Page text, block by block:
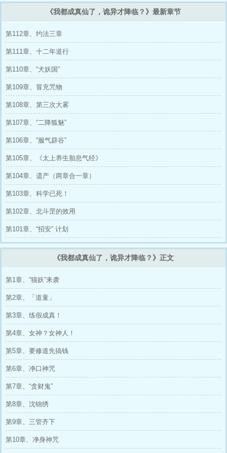
凡能力与异象。 注：目标疑似不老不死，能力
极限无法推测，任何人类已掌握手段（包括核武
器，生化武器）均无法对其造成有效伤害。 】
保持最低程度的的远距离观测记录，严禁以任何
--------【前期唯我独法】【后期天神下凡】【错
《我都成真仙了，诡异才降临？》最新章节
第112章、约法三章
第111章、十二年道行
第110章、“犬妖国”
第109章、冒充咒物
第108章、第三次大雾
第107章、“二降狐魅”
第106章、“服气辟谷”
第105章、《太上养生胎息气经》
第104章、遗产（两章合一章）
第103章、科学已死！
第102章、北斗罡的效用
第101章、“招安” 计划
《我都成真仙了，诡异才降临？》正文
第1章、“猫妖”来袭
第2章、「道童」
第3章、练假成真！
第4章、女神？女神人！
第5章、要修道先搞钱
第6章、净口神咒
第7章、“贪财鬼”
第8章、沈锦绣
第9章、三管齐下
第10章、净身神咒